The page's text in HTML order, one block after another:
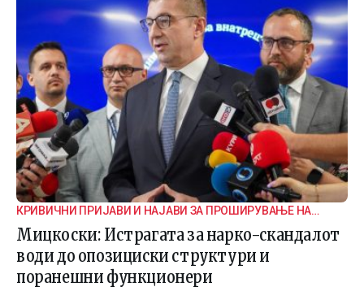
КРИВИЧНИ ПРИЈАВИ И НАЈАВИ ЗА ПРОШИРУВАЊЕ НА
ИСТРАГАТА
Мицкоски: Истрагата за нарко-скандалот
води до опозициски структури и
поранешни функционери